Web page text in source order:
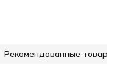
Рекомендованные товары